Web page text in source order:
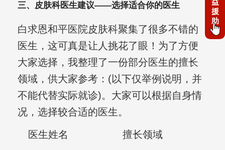
三、皮肤科医生建议——选择适合你的医生
白求恩和平医院皮肤科聚集了很多不错的
医生，这可真是让人挑花了眼！为了方便
大家选择，我整理了一份部分医生的擅长
领域，供大家参考：(以下仅举例说明，并
不能代替实际就诊)。大家可以根据自身情
况，选择较合适的医生。
医生姓名 擅长领域
援
助